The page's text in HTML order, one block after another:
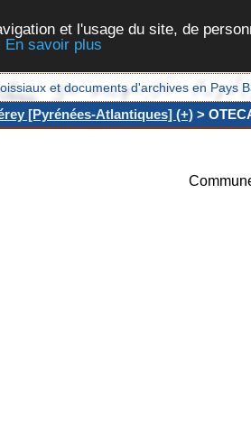
et l'usage du site, de
En savoir plus
et documents d'archives en Pays
[Pyrénées-Atlantiques] (+) >